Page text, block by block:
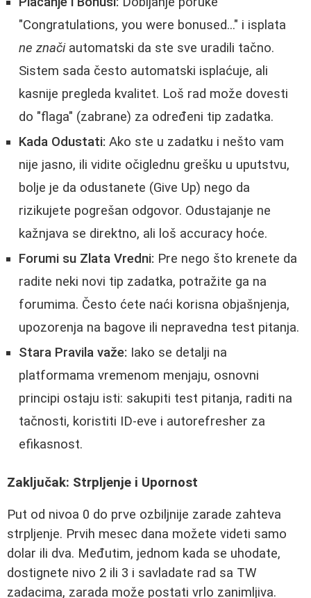
"Congratulations, you were bonused..." i isplata
ne značiautomatski da ste sve uradili tačno.
Sistem sada često automatski isplaćuje, ali
kasnije pregleda kvalitet. Loš rad može dovesti
do "flaga" (zabrane) za određeni tip zadatka.
Kada Odustati: Ako ste u zadatku i nešto vam
nije jasno, ili vidite očiglednu grešku u uputstvu,
bolje je da odustanete (Give Up) nego da
rizikujete pogrešan odgovor. Odustajanje ne
kažnjava se direktno, ali loš accuracy hoće.
Forumi su Zlata Vredni: Pre nego što krenete da
radite neki novi tip zadatka, potražite ga na
forumima. Često ćete naći korisna objašnjenja,
upozorenja na bagove ili nepravedna test pitanja.
Stara Pravila važe: Iako se detalji na
platformama vremenom menjaju, osnovni
principi ostaju isti: sakupiti test pitanja, raditi na
tačnosti, koristiti ID-eve i autorefresher za
efikasnost.
Zaključak: Strpljenje i Upornost
Put od nivoa 0 do prve ozbiljnije zarade zahteva
strpljenje. Prvih mesec dana možete videti samo
dolar ili dva. Međutim, jednom kada se uhodate,
dostignete nivo 2 ili 3 i savladate rad sa TW
zadacima, zarada može postati vrlo zanimljiva.